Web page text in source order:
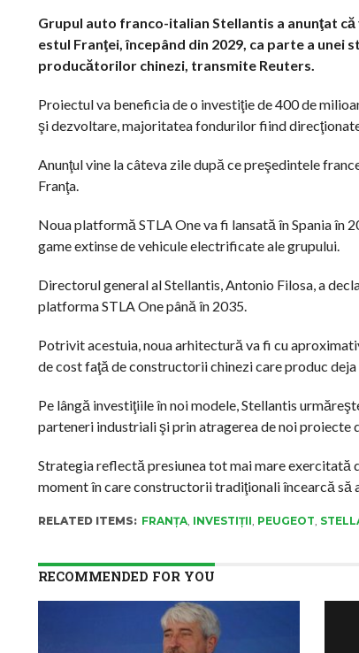
Grupul auto franco-italian Stellantis a anunţat
estul Franţei, începând din 2029, ca parte a
producătorilor chinezi, transmite Reuters.
Proiectul va beneficia de o investiţie de 400 de
şi dezvoltare, majoritatea fondurilor fiind
Anunţul vine la câteva zile după ce preşedintele
Franţa.
Noua platformă STLA One va fi lansată în Spania în
game extinse de vehicule electrificate ale grupului.
Directorul general al Stellantis, Antonio Filosa, a
platforma STLA One până în 2035.
Potrivit acestuia, noua arhitectură va fi cu
de cost faţă de constructorii chinezi care produc deja
Pe lângă investiţiile în noi modele, Stellantis
parteneri industriali şi prin atragerea de noi proiecte
Strategia reflectă presiunea tot mai mare exercitată
moment în care constructorii tradiţionali încearcă
RELATED ITEMS: FRANȚA, INVESTIȚII PEUGEOT
RECOMMENDED FOR YOU